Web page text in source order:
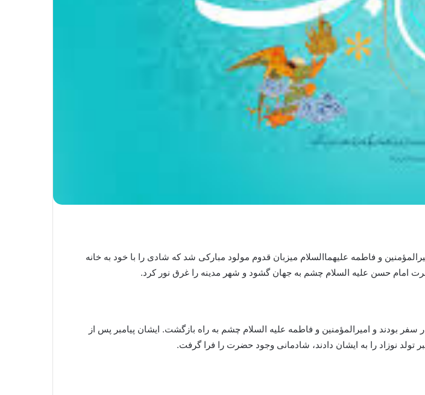
و فاطمه علیهماالسلام میزبان قدوم مولود مبارکی شد که شادی را با خود به خانه
امام حسن علیه السلام چشم به جهان گشود و شهر مدینه را غرق نور کرد.
بودند و امیرالمؤمنین و فاطمه علیه السلام چشم به راه بازگشت. ایشان پیامبر پس از
نوزاد را به ایشان دادند، شادمانی وجود حضرت را فرا گرفت.